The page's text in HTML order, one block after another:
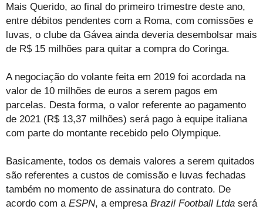
Mais Querido, ao final do primeiro trimestre deste ano,
entre débitos pendentes com a Roma, com comissões e
luvas, o clube da Gávea ainda deveria desembolsar mais
de R$ 15 milhões para quitar a compra do Coringa.
A negociação do volante feita em 2019 foi acordada na
valor de 10 milhões de euros a serem pagos em
parcelas. Desta forma, o valor referente ao pagamento
de 2021 (R$ 13,37 milhões) será pago à equipe italiana
com parte do montante recebido pelo Olympique.
Basicamente, todos os demais valores a serem quitados
são referentes a custos de comissão e luvas fechadas
também no momento de assinatura do contrato. De
acordo com a ESPN, a empresa Brazil Football Ltda será